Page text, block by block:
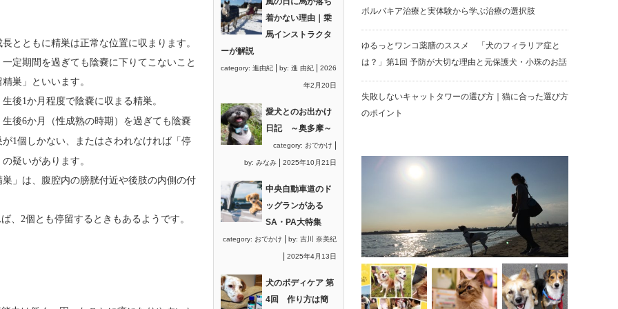
とともに精巣は正常な位置に収まります。
定期間を過ぎても陰嚢に下りてこないこと
巣」といいます。
生後1か月程度で陰嚢に収まる精巣。
生後6か月（性成熟の時期）を過ぎても陰嚢
が1個しかない、またはさわれなければ「停
疑いがあります。
巣」は、腹腔内の膀胱付近や後肢の内側の付
、 2個とも停留するときもあるようです。
着かない理由｜乗
馬インストラクタ
ーが解説
category: 進由紀 by: 進 由紀 2026
年2月20日
愛犬とのお出かけ
日記 ～奥多摩～
category: おでかけ
by: みなみ 2025年10月21日
中央自動車道のド
ッグランがある
SA・PA大特集
category: おでかけ by: 吉川 奈美紀
2025年4月13日
犬のボディケア 第
4回 作り方は簡
ボルバキア治療と実体験から学ぶ治療の選択肢
ゆるっとワンコ薬膳のススメ 「犬のフィラリア症と
は？」第1回 予防が大切な理由と元保護犬・小珠のお話
失敗しないキャットタワーの選び方｜猫に合った選び方
のポイント